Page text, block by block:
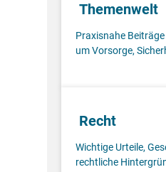
Themenwelt
Praxisnahe
um Vorsorge,
Recht
Wichtige Urteile,
rechtliche